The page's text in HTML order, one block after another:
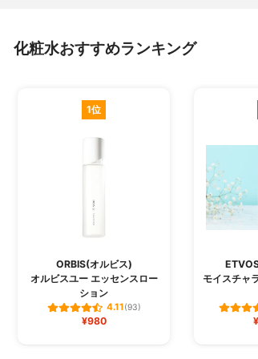
化粧水おすすめランキング
1位
ORBIS(オルビス)
オルビスユー エッセンスロー
ション
4.11(93)
¥980
モイスチャ